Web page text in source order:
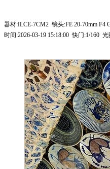
器材:ILCE-7CM2 镜头:FE 20-70mm F4
时间:2026-03-19 15:18:00 快门:1/160